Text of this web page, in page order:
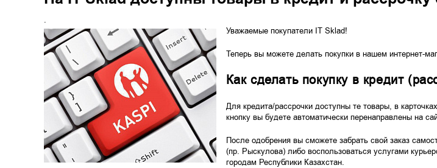
.
Уважаемые покупатели IT Sklad!
Теперь вы можете делать покупки в нашем интернет-
Как сделать покупку в кредит
Для кредита/рассрочки доступны те товары, в
кнопку вы будете автоматически перенаправлены на
После одобрения вы сможете забрать свой заказ
(пр. Рыскулова) либо воспользоваться услугами
городам Республики Казахстан.